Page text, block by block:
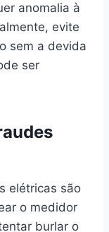
anomalia à
evite
sem a devida
ser
elétricas são
o medidor
burlar o